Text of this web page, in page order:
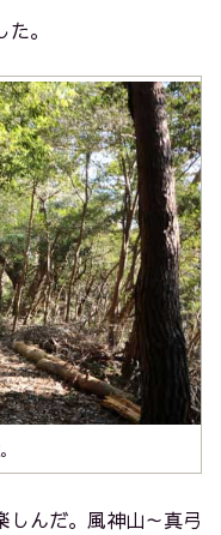
。
しんだ。風神山～真弓